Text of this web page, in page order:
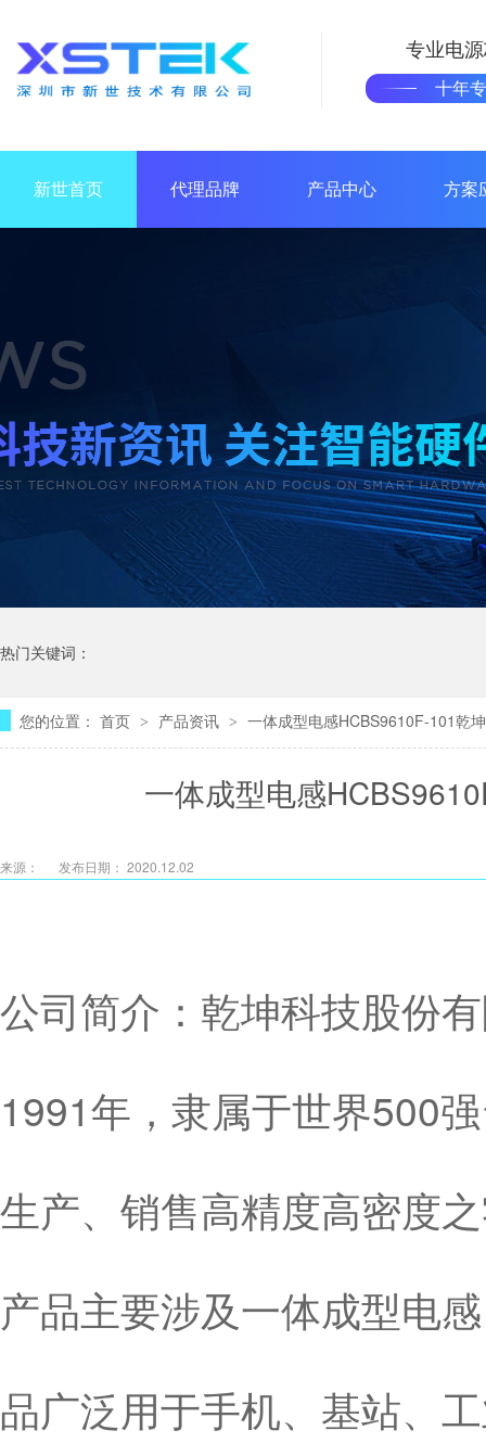
专业电
十年
新世首页 代理品牌 产品中心 方案
热门关键词：
您的位置： 首页 > 产品资讯 > 一体成型电感HCBS9610F-101乾
一体成型电感
来源： 发布日期： 2020.12.02
公司简介：乾坤科技股份
1991年，隶属于世界500
生产、销售高精度高密度
产品主要涉及一体成型电
品广泛用于手机、基站、